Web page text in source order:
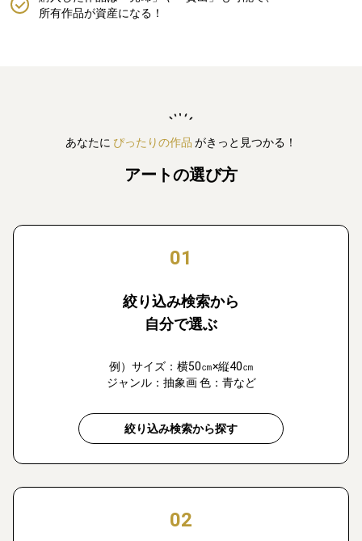
所有作品が資産になる！
あなたに ぴったりの作品 がきっと見つかる！
アートの選び方
01
絞り込み検索から
自分で選ぶ
例）サイズ：横50㎝×縦40㎝
ジャンル：抽象画 色：青など
絞り込み検索から探す
02